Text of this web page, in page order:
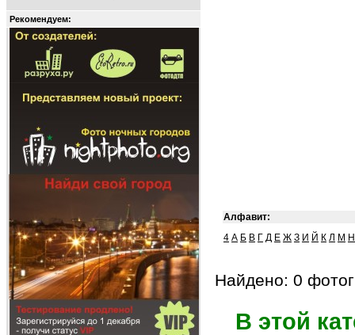
Рекомендуем:
Алфавит:
4 А Б В Г Д Е Ж З И Й К Л М Н
Найдено: 0
В этой